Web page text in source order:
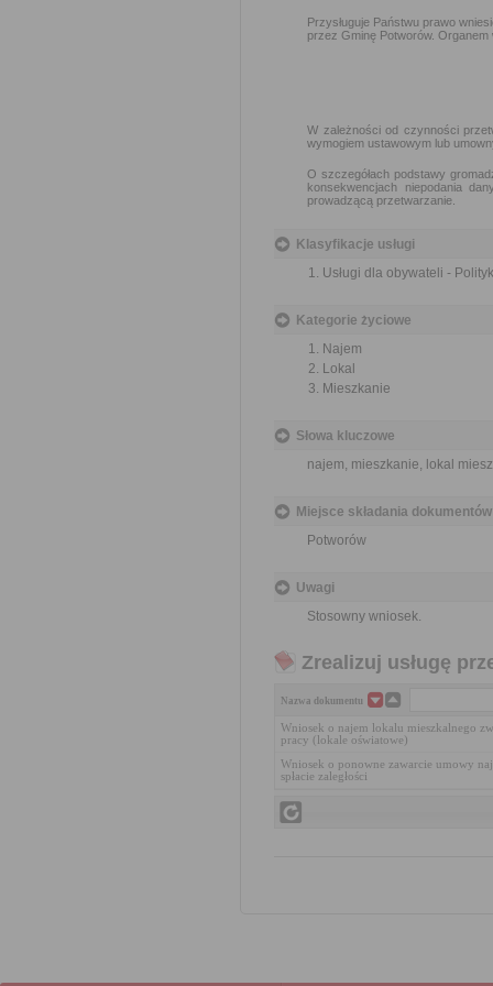
Przysługuje Państwu prawo
przez Gminę Potworów. Organem
W zależności od czynności
wymogiem ustawowym lub
O szczegółach podstawy
konsekwencjach niepodania
prowadzącą przetwarzanie.
Klasyfikacje usługi
Usługi dla obywateli -
Kategorie życiowe
Najem
Lokal
Mieszkanie
Słowa kluczowe
najem, mieszkanie, lokal
Miejsce składania dokumentów
Potworów
Uwagi
Stosowny wniosek.
Zrealizuj usługę
Nazwa dokumentu
Wniosek o najem lokalu mieszkalnego
pracy (lokale oświatowe)
Wniosek o ponowne zawarcie umowy
spłacie zaległości